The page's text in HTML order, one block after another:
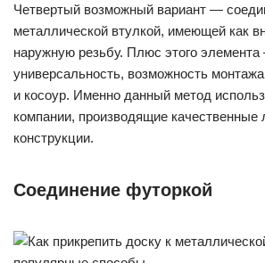
Четвертый возможный вариант —
металлической втулкой, имеющей как
наружную резьбу. Плюс этого
универсальность, возможность
и косоур. Именно данный метод
компании, производящие качественные
конструкции.
Соединение футоркой